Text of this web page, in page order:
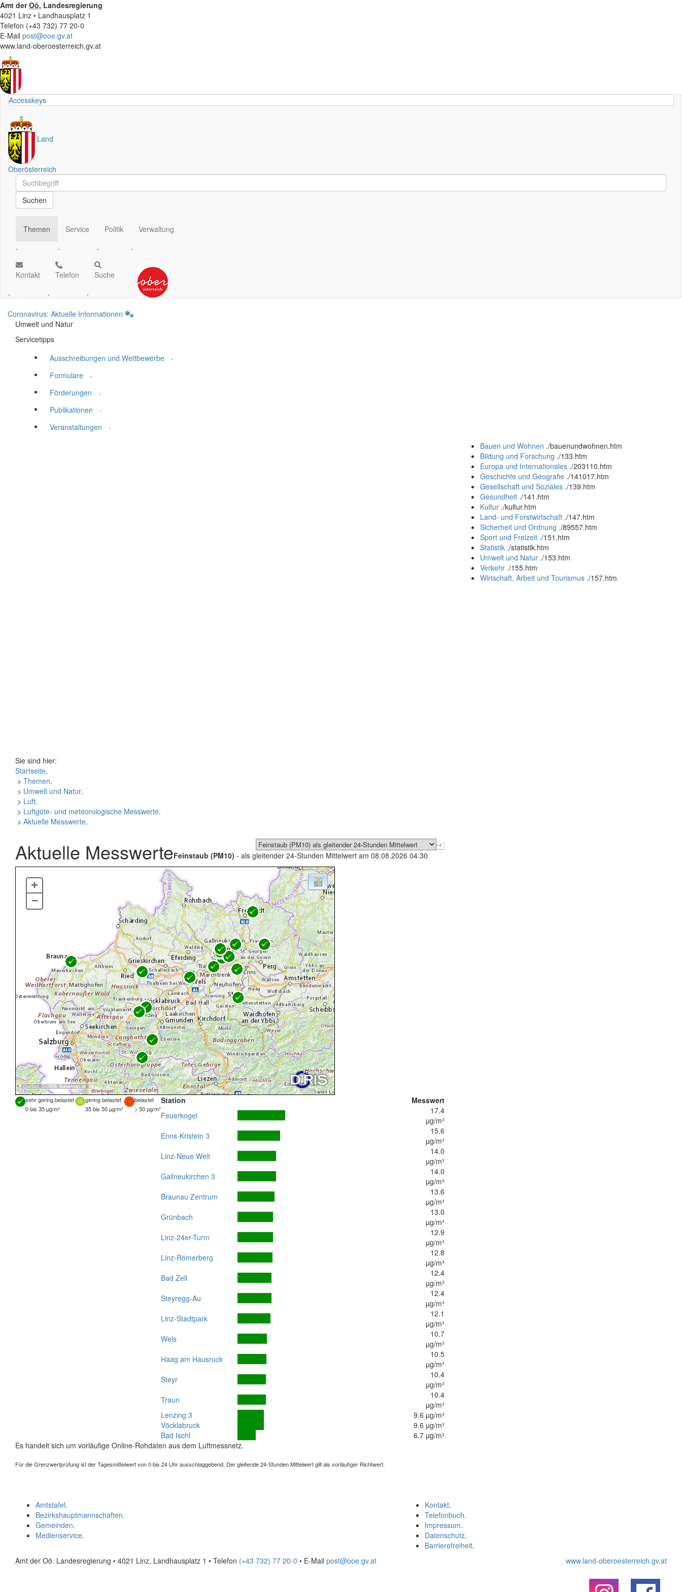
Amt derOö. Landesregierung
4021 Linz • Landhausplatz 1
Telefon (+43 732) 77 20-0
E-Mail post@ooe.gv.at
www.land-oberoesterreich.gv.at
Accesskeys
Land
Oberösterreich
Schnellsuche
Schnellsuche
Suchen
Themen
.
Service
.
Politik
.
Verwaltung
.
Kontakt
.
Telefon
.
Suche
.
Coronavirus: Aktuelle Informationen
Umwelt und Natur
Servicetipps
Ausschreibungen und Wettbewerbe
.
Formulare
.
Förderungen
.
Publikationen
.
Veranstaltungen
.
Bauen und Wohnen ./bauenundwohnen.htm
Bildung und Forschung ./133.htm
Europa und Internationales ./203110.htm
Geschichte und Geografie ./141017.htm
Gesellschaft und Soziales ./139.htm
Gesundheit ./141.htm
Kultur ./kultur.htm
Land- und Forstwirtschaft ./147.htm
Sicherheit und Ordnung ./89557.htm
Sport und Freizeit ./151.htm
Statistik ./statistik.htm
Umwelt und Natur ./153.htm
Verkehr ./155.htm
Wirtschaft, Arbeit und Tourismus ./157.htm
Sie sind hier:
Startseite.
> Themen.
> Umwelt und Natur.
> Luft.
> Luftgüte- und meteorologische Messwerte.
> Aktuelle Messwerte.
Aktuelle MesswerteFeinstaub (PM10) - als gleitender 24-Stunden Mittelwert am 08.08.2026 04:30
Quellen:DORIS, basemap.at
+
–
sehr gering belastet gering belastet
belastet
0 bis 35 µg/m³
35 bis 50 µg/m³ > 50 µg/m³
Station
Messwert
Feuerkogel
17.4
µg/m³
Enns-Kristein 3
15.6
µg/m³
Linz-Neue Welt
14.0
µg/m³
Gallneukirchen 3
14.0
µg/m³
Braunau Zentrum
13.6
µg/m³
Grünbach
13.0
µg/m³
Linz-24er-Turm
12.9
µg/m³
Linz-Römerberg
12.8
µg/m³
Bad Zell
12.4
µg/m³
Steyregg-Au
12.4
µg/m³
Linz-Stadtpark
12.1
µg/m³
Wels
10.7
µg/m³
Haag am Hausruck
10.5
µg/m³
Steyr
10.4
µg/m³
Traun
10.4
µg/m³
Lenzing 3
9.6 µg/m³
Vöcklabruck
9.6 µg/m³
Bad Ischl
6.7 µg/m³
Es handelt sich um vorläufige Online-Rohdaten aus dem Luftmessnetz.
Für die Grenzwertprüfung ist der Tagesmittelwert von 0 bis 24 Uhr ausschlaggebend. Der gleitende 24-Stunden Mittelwert gilt als vorläufiger Richtwert.
Kontakt.
Telefonbuch.
Impressum.
Datenschutz.
Barrierefreiheit.
Amtstafel.
Bezirkshauptmannschaften.
Gemeinden.
Medienservice.
Amt der Oö. Landesregierung • 4021 Linz, Landhausplatz 1 • Telefon (+43 732) 77 20-0 • E-Mail post@ooe.gv.at www.land-oberoesterreich.gv.at